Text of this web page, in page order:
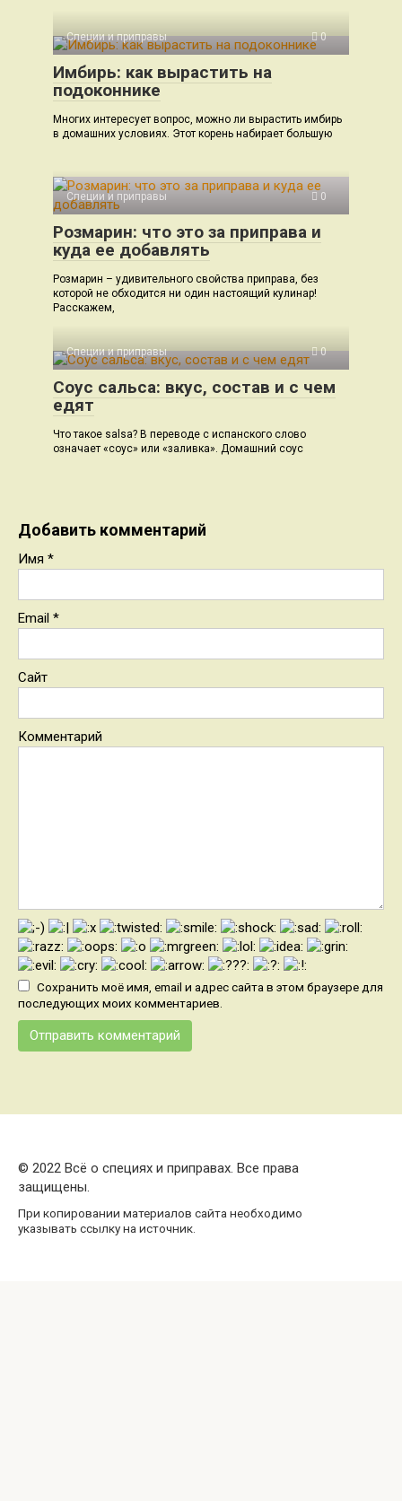
Специи и приправы 0
Имбирь: как вырастить на
подоконнике
Многих интересует вопрос, можно ли вырастить имбирь
в домашних условиях. Этот корень набирает большую
Специи и приправы 0
Розмарин: что это за приправа и
куда ее добавлять
Розмарин – удивительного свойства приправа, без
которой не обходится ни один настоящий кулинар!
Расскажем,
Специи и приправы 0
Соус сальса: вкус, состав и с чем
едят
Что такое salsa? В переводе с испанского слово
означает «соус» или «заливка». Домашний соус
Добавить комментарий
Имя *
Email *
Сайт
Комментарий
Сохранить моё имя, email и адрес сайта в этом браузере для
последующих моих комментариев.
© 2022 Всё о специях и приправах. Все права
защищены.
При копировании материалов сайта необходимо
указывать ссылку на источник.